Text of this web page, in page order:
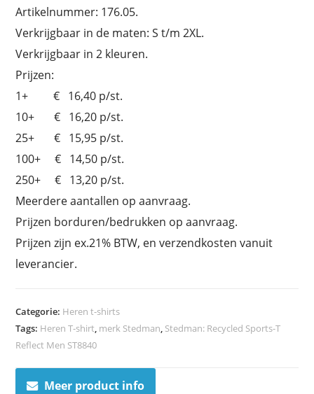
Artikelnummer: 176.05.
Verkrijgbaar in de maten: S t/m 2XL.
Verkrijgbaar in 2 kleuren.
Prijzen:
1+ € 16,40 p/st.
10+ € 16,20 p/st.
25+ € 15,95 p/st.
100+ € 14,50 p/st.
250+ € 13,20 p/st.
Meerdere aantallen op aanvraag.
Prijzen borduren/bedrukken op aanvraag.
Prijzen zijn ex.21% BTW, en verzendkosten vanuit
leverancier.
Categorie: Heren t-shirts
Tags: Heren T-shirt, merk Stedman, Stedman: Recycled Sports-T
Reflect Men ST8840
Meer product info